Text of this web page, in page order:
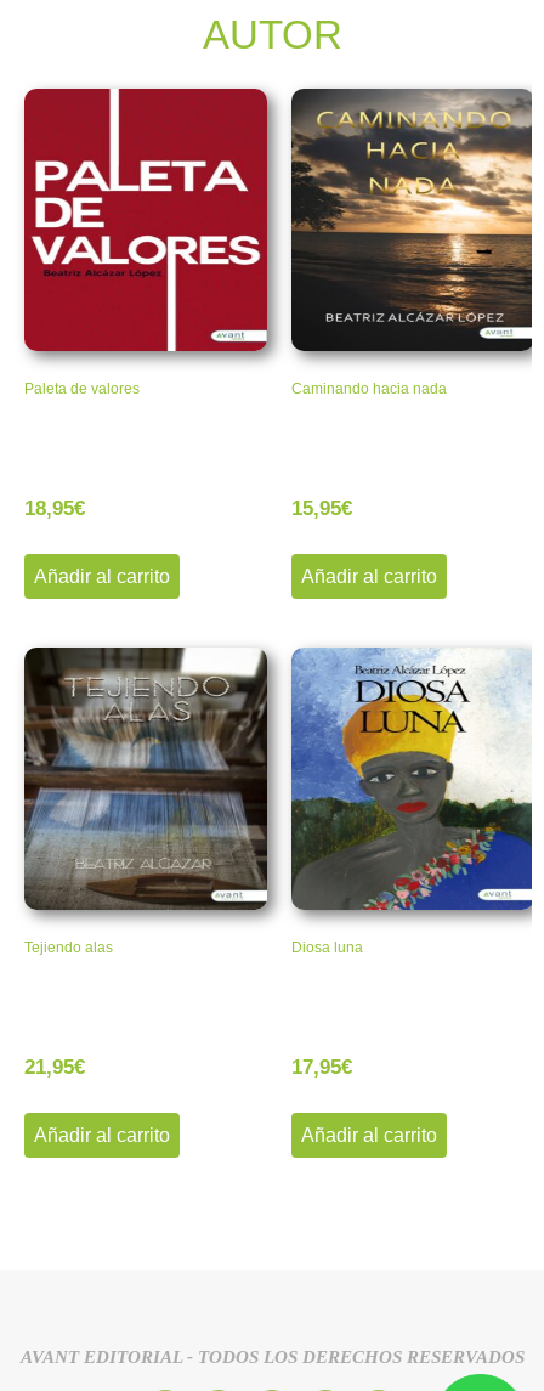
AUTOR
Paleta de valores
18,95€
Añadir al carrito
Caminando hacia nada
15,95€
Añadir al carrito
Tejiendo alas
21,95€
Añadir al carrito
Diosa luna
17,95€
Añadir al carrito
AVANT EDITORIAL - TODOS LOS DERECHOS RESERVADOS